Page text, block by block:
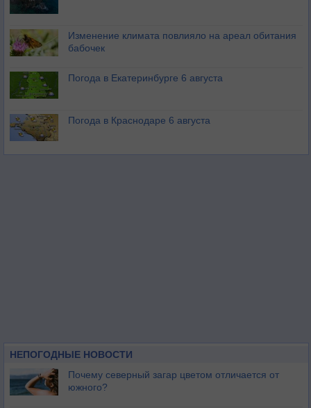
Изменение климата повлияло на ареал обитания
бабочек
Погода в Екатеринбурге 6 августа
Погода в Краснодаре 6 августа
НЕПОГОДНЫЕ НОВОСТИ
Почему северный загар цветом отличается от
южного?